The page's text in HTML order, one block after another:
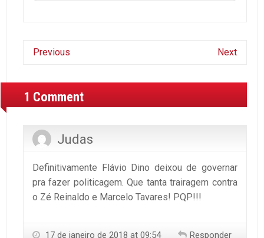
Previous Next
1 Comment
Judas
Definitivamente Flávio Dino deixou de governar
pra fazer politicagem. Que tanta trairagem contra
o Zé Reinaldo e Marcelo Tavares! PQP!!!
17 de janeiro de 2018 at 09:54 Responder